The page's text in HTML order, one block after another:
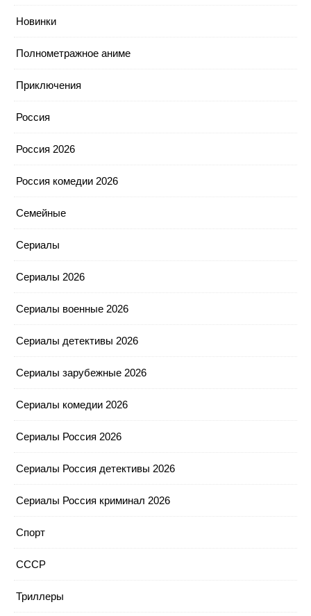
Новинки
Полнометражное аниме
Приключения
Россия
Россия 2026
Россия комедии 2026
Семейные
Сериалы
Сериалы 2026
Сериалы военные 2026
Сериалы детективы 2026
Сериалы зарубежные 2026
Сериалы комедии 2026
Сериалы Россия 2026
Сериалы Россия детективы 2026
Сериалы Россия криминал 2026
Спорт
СССР
Триллеры